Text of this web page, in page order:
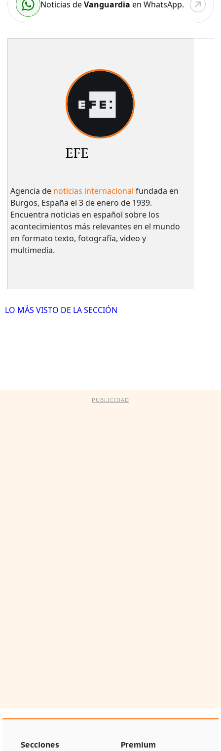
Noticias deVanguardia en WhatsApp.
EFE
Agencia de noticias internacional fundada en
Burgos, España el 3 de enero de 1939.
Encuentra noticias en español sobre los
acontecimientos más relevantes en el mundo
en formato texto, fotografía, video y
multimedia.
LO MÁS VISTO DE LA SECCIÓN
PUBLICIDAD
Secciones Premium